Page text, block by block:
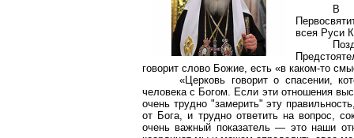
В
всея Руси
говорит слово Божие, есть «в каком-то
«Церковь говорит о спасении,
человека с Богом. Если эти отношения
очень трудно "замерить" эту
от Бога, и трудно ответить на вопрос,
очень важный показатель — это наши